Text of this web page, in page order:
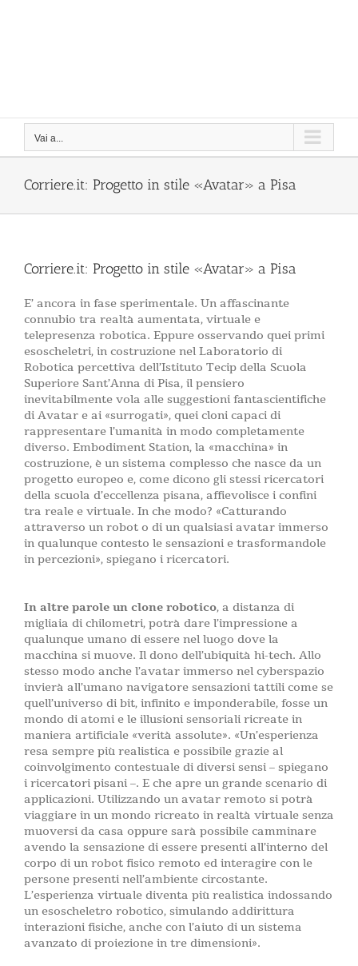
Vai a...
Corriere.it: Progetto in stile «Avatar» a Pisa
Corriere.it: Progetto in stile «Avatar» a Pisa
E’ ancora in fase sperimentale. Un affascinante
connubio tra realtà aumentata, virtuale e
telepresenza robotica. Eppure osservando quei primi
esoscheletri, in costruzione nel Laboratorio di
Robotica percettiva dell’Istituto Tecip della Scuola
Superiore Sant’Anna di Pisa, il pensiero
inevitabilmente vola alle suggestioni fantascientifiche
di Avatar e ai «surrogati», quei cloni capaci di
rappresentare l’umanità in modo completamente
diverso. Embodiment Station, la «macchina» in
costruzione, è un sistema complesso che nasce da un
progetto europeo e, come dicono gli stessi ricercatori
della scuola d’eccellenza pisana, affievolisce i confini
tra reale e virtuale. In che modo? «Catturando
attraverso un robot o di un qualsiasi avatar immerso
in qualunque contesto le sensazioni e trasformandole
in percezioni», spiegano i ricercatori.
In altre parole un clone robotico, a distanza di
migliaia di chilometri, potrà dare l’impressione a
qualunque umano di essere nel luogo dove la
macchina si muove. Il dono dell’ubiquità hi-tech. Allo
stesso modo anche l’avatar immerso nel cyberspazio
invierà all’umano navigatore sensazioni tattili come se
quell’universo di bit, infinito e imponderabile, fosse un
mondo di atomi e le illusioni sensoriali ricreate in
maniera artificiale «verità assolute». «Un’esperienza
resa sempre più realistica e possibile grazie al
coinvolgimento contestuale di diversi sensi – spiegano
i ricercatori pisani –. E che apre un grande scenario di
applicazioni. Utilizzando un avatar remoto si potrà
viaggiare in un mondo ricreato in realtà virtuale senza
muoversi da casa oppure sarà possibile camminare
avendo la sensazione di essere presenti all’interno del
corpo di un robot fisico remoto ed interagire con le
persone presenti nell’ambiente circostante.
L’esperienza virtuale diventa più realistica indossando
un esoscheletro robotico, simulando addirittura
interazioni fisiche, anche con l’aiuto di un sistema
avanzato di proiezione in tre dimensioni».